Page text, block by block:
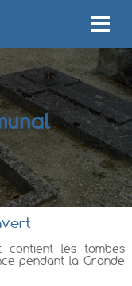
contient les tombes
pendant la Grande